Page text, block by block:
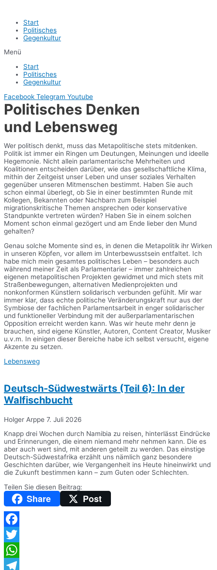
Start
Politisches
Gegenkultur
Menü
Start
Politisches
Gegenkultur
Facebook Telegram Youtube
Politisches Denken
und Lebensweg
Wer politisch denkt, muss das Metapolitische stets mitdenken.
Politik ist immer ein Ringen um Deutungen, Meinungen und ideelle
Hegemonie. Nicht allein parlamentarische Mehrheiten und
Koalitionen entscheiden darüber, wie das gesellschaftliche Klima,
mithin der Zeitgeist unser Leben und unser soziales Verhalten
gegenüber unseren Mitmenschen bestimmt. Haben Sie auch
schon einmal überlegt, ob Sie in einer bestimmten Runde mit
Kollegen, Bekannten oder Nachbarn zum Beispiel
migrationskritische Themen ansprechen oder konservative
Standpunkte vertreten würden? Haben Sie in einem solchen
Moment schon einmal gezögert und am Ende lieber den Mund
gehalten?
Genau solche Momente sind es, in denen die Metapolitik ihr Wirken
in unseren Köpfen, vor allem im Unterbewusstsein entfaltet. Ich
habe mich mein gesamtes politisches Leben – besonders auch
während meiner Zeit als Parlamentarier – immer zahlreichen
eigenen metapolitischen Projekten gewidmet und mich stets mit
Straßenbewegungen, alternativen Medienprojekten und
nonkonformen Künstlern solidarisch verbunden gefühlt. Mir war
immer klar, dass echte politische Veränderungskraft nur aus der
Symbiose der fachlichen Parlamentsarbeit in enger solidarischer
und funktioneller Verbindung mit der außerparlamentarischen
Opposition erreicht werden kann. Was wir heute mehr denn je
brauchen, sind eigene Künstler, Autoren, Content Creator, Musiker
u.v.m. In einigen dieser Bereiche habe ich selbst versucht, eigene
Akzente zu setzen.
Lebensweg
Deutsch-Südwestwärts (Teil 6): In der
Walfischbucht
Holger Arppe 7. Juli 2026
Knapp drei Wochen durch Namibia zu reisen, hinterlässt Eindrücke
und Erinnerungen, die einem niemand mehr nehmen kann. Die es
aber auch wert sind, mit anderen geteilt zu werden. Das einstige
Deutsch-Südwestafrika erzählt uns nämlich ganz besondere
Geschichten darüber, wie Vergangenheit ins Heute hineinwirkt und
die Zukunft bestimmen kann – zum Guten oder Schlechten.
Teilen Sie diesen Beitrag:
Share Post
Facebook
Twitter
WhatsApp